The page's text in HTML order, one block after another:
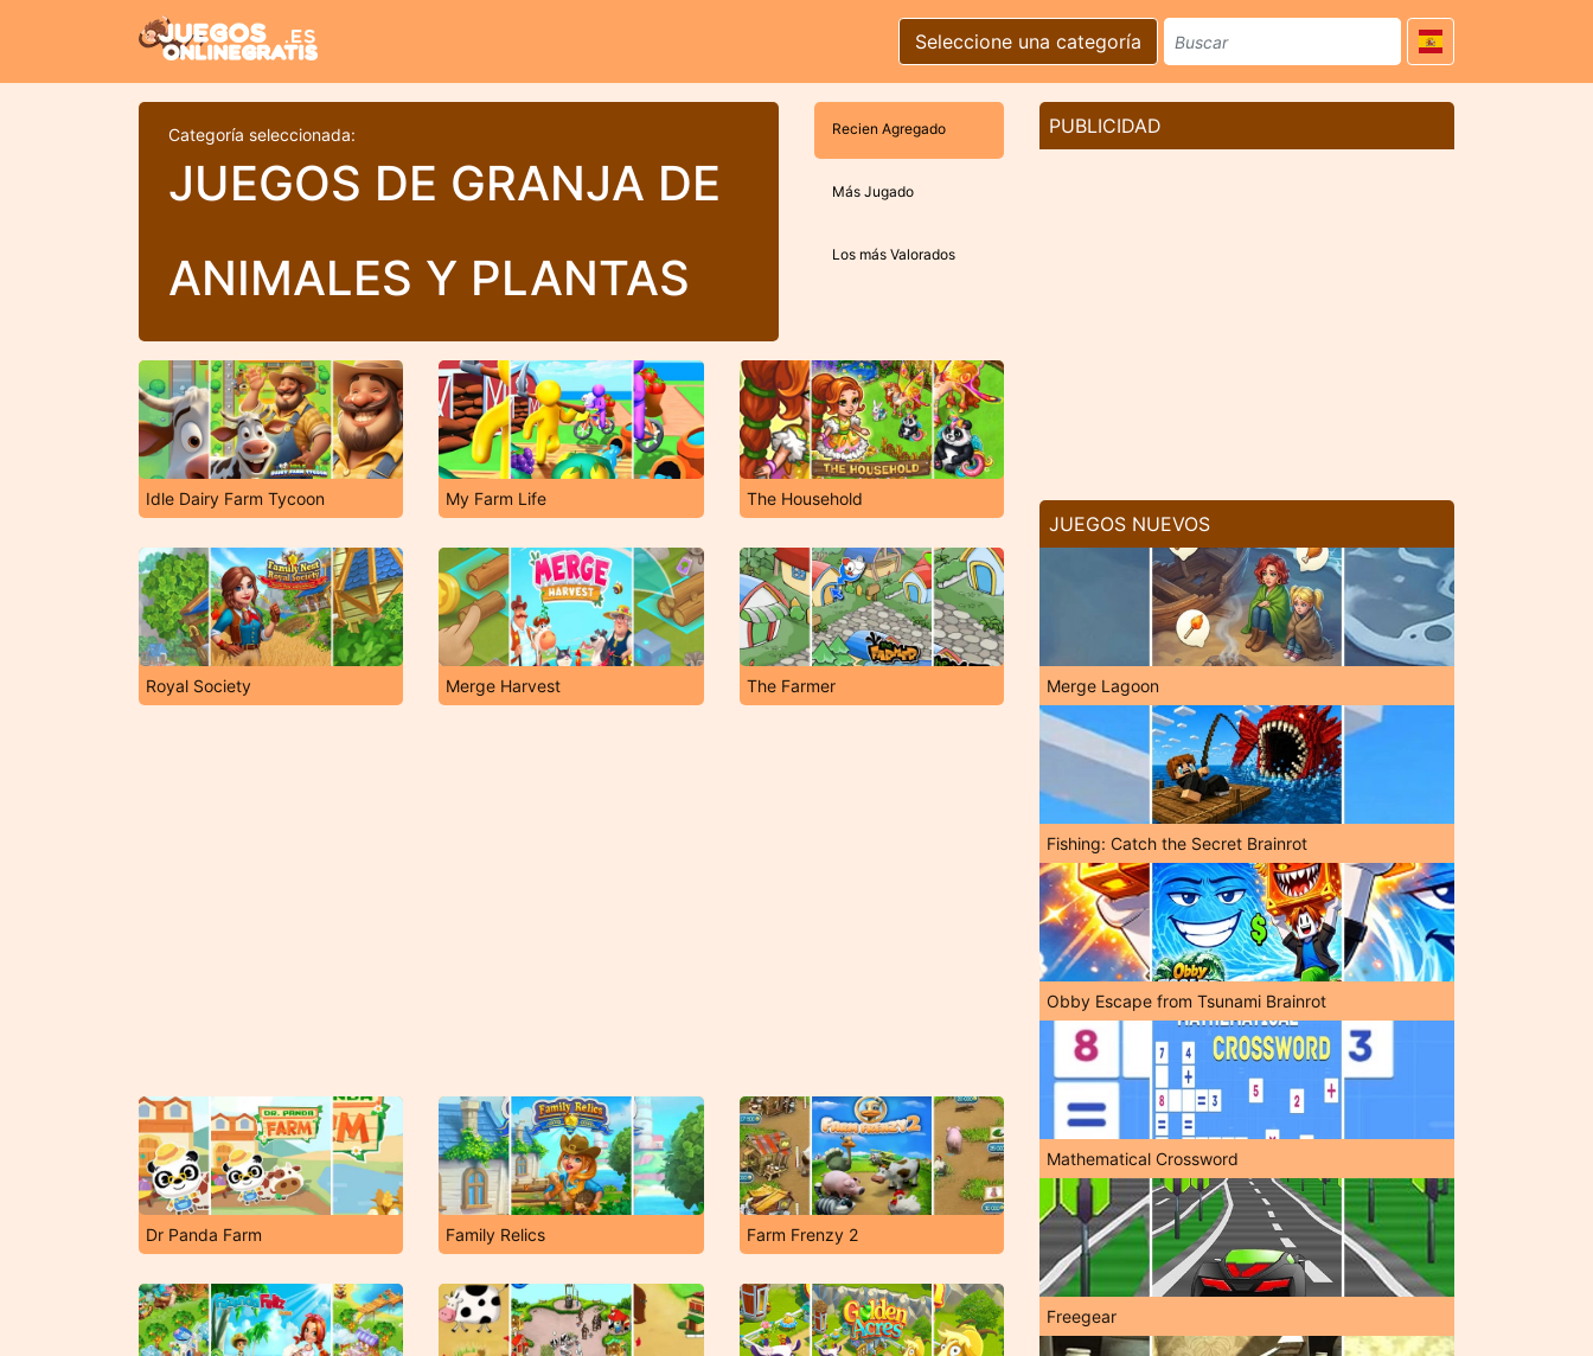
Seleccione una categoría
Categoría seleccionada:
JUEGOS DE GRANJA DE
ANIMALES Y PLANTAS
Recien Agregado
Más Jugado
Los más Valorados
Idle Dairy Farm Tycoon My Farm Life The Household
Royal Society Merge Harvest The Farmer
Dr Panda Farm Family Relics Farm Frenzy 2
PUBLICIDAD
JUEGOS NUEVOS
Merge Lagoon
Fishing: Catch the Secret Brainrot
Obby Escape from Tsunami Brainrot
Mathematical Crossword
Freegear